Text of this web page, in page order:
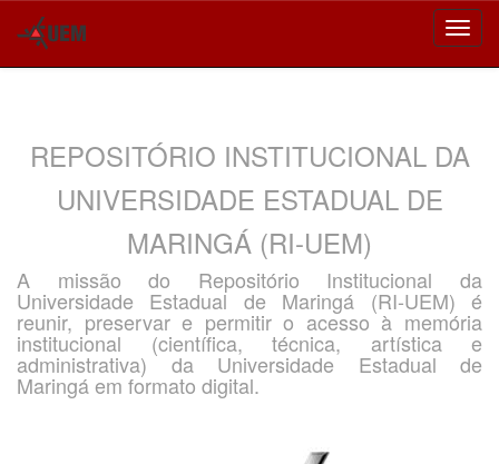
REPOSITÓRIO INSTITUCIONAL DA
UNIVERSIDADE ESTADUAL DE
MARINGÁ (RI-UEM)
A missão do Repositório Institucional da
Universidade Estadual de Maringá (RI-UEM) é
reunir, preservar e permitir o acesso à memória
institucional (científica, técnica, artística e
administrativa) da Universidade Estadual de
Maringá em formato digital.